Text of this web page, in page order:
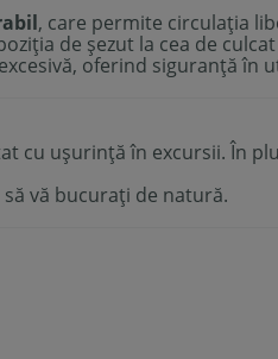
, care permite circulația
de șezut la cea de culcat
oferind siguranță în
cu ușurință în excursii. În
vă bucurați de natură.